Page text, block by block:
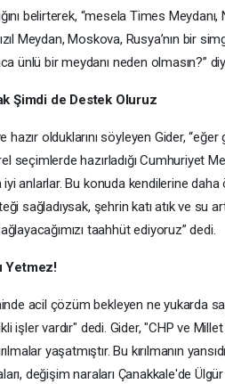
belirterek, “mesela Times
Meydan, Moskova, Rusya’nın bir
ünlü bir meydanı neden olmasın?”
Şimdi de Destek Oluruz
olduklarını söyleyen Gider,
seçimlerde hazırladığı Cumhuriyet
anlarlar. Bu konuda kendilerine
sağladıysak, şehrin katı atık ve su
taahhüt ediyoruz” dedi.
Yetmez!
acil çözüm bekleyen ne yukarda
işler vardır" dedi. Gider, "CHP ve
yaşatmıştır. Bu kırılmanın
değişim naraları Çanakkale'de